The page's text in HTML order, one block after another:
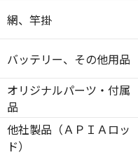
網、竿掛
バッテリー、その他用品
オリジナルパーツ・付属
品
他社製品（ＡＰＩＡロッ
ド）